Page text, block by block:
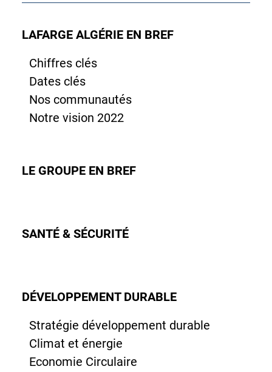
LAFARGE ALGÉRIE EN BREF
Chiffres clés
Dates clés
Nos communautés
Notre vision 2022
LE GROUPE EN BREF
SANTÉ & SÉCURITÉ
DÉVELOPPEMENT DURABLE
Stratégie développement durable
Climat et énergie
Economie Circulaire